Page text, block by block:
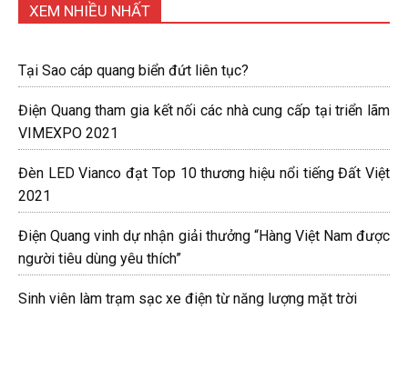
XEM NHIỀU NHẤT
Tại Sao cáp quang biển đứt liên tục?
Điện Quang tham gia kết nối các nhà cung cấp tại triển lãm
VIMEXPO 2021
Đèn LED Vianco đạt Top 10 thương hiệu nổi tiếng Đất Việt
2021
Điện Quang vinh dự nhận giải thưởng “Hàng Việt Nam được
người tiêu dùng yêu thích”
Sinh viên làm trạm sạc xe điện từ năng lượng mặt trời